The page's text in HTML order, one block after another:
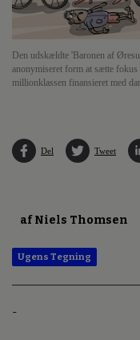
Den udskældte 'Baronen af
anonymiseret form at sætte
millionklassen finansieret med
Del Tweet
af Niels Thomsen
Ugens Tegning
-